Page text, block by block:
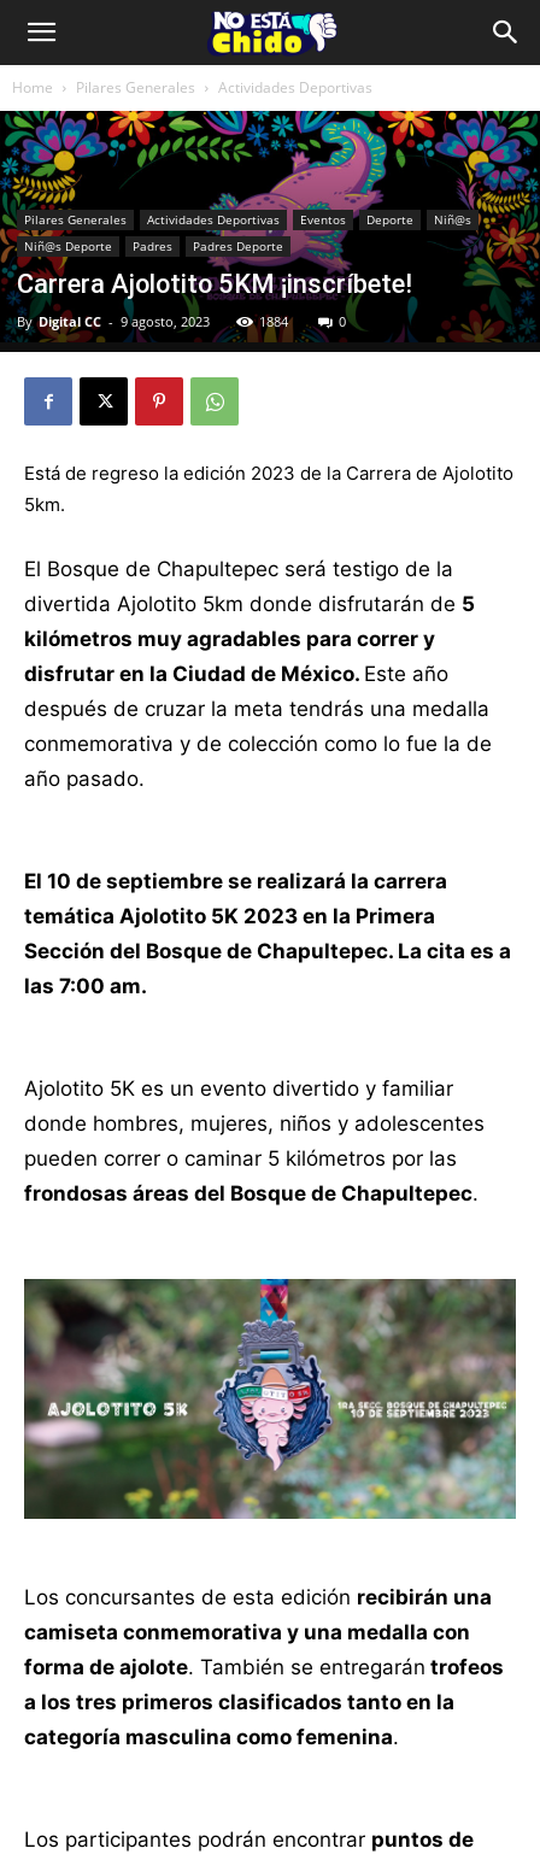
Home Pilares Generales Actividades Deportivas
Pilares Generales Actividades Deportivas Eventos Deporte
Niñ@s
Niñ@s Deporte
Padres Padres Deporte
Carrera Ajolotito 5KM ¡inscríbete!
By Digital CC - 9 agosto, 2023 1884 0
Está de regreso la edición 2023 de la Carrera de Ajolotito
5km.
El Bosque de Chapultepec será testigo de la
divertida Ajolotito 5km donde disfrutarán de 5
kilómetros muy agradables para correr y
disfrutar en la Ciudad de México. Este año
después de cruzar la meta tendrás una medalla
conmemorativa y de colección como lo fue la de
año pasado.
El 10 de septiembre se realizará la carrera
temática Ajolotito 5K 2023 en la Primera
Sección del Bosque de Chapultepec. La cita es a
las 7:00 am.
Ajolotito 5K es un evento divertido y familiar
donde hombres, mujeres, niños y adolescentes
pueden correr o caminar 5 kilómetros por las
frondosas áreas del Bosque de Chapultepec.
Los concursantes de esta edición recibirán una
camiseta conmemorativa y una medalla con
forma de ajolote. También se entregarán trofeos
a los tres primeros clasificados tanto en la
categoría masculina como femenina.
Los participantes podrán encontrar puntos de